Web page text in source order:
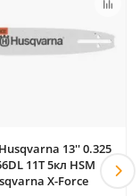
13'' 0.325
11T 5кл HSM
X-Force